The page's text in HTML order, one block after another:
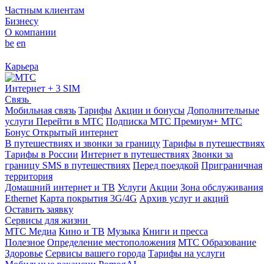
Частным клиентам
Бизнесу
О компании
be en
Карьера
Интернет + 3 SIM
Связь
Мобильная связь Тарифы Акции и бонусы Дополнительные
услуги Перейти в МТС Подписка МТС Премиум+ МТС
Бонус Открытый интернет
В путешествиях и звонки за границу Тарифы в путешествиях
Тарифы в России Интернет в путешествиях Звонки за
границу SMS в путешествиях Перед поездкой Приграничная
территория
Домашний интернет и ТВ Услуги Акции Зона обслуживания
Ethernet Карта покрытия 3G/4G Архив услуг и акций
Оставить заявку
Сервисы для жизни
МТС Медиа Кино и ТВ Музыка Книги и пресса
Полезное Определение местоположения МТС Образование
Здоровье Сервисы вашего города Тарифы на услуги